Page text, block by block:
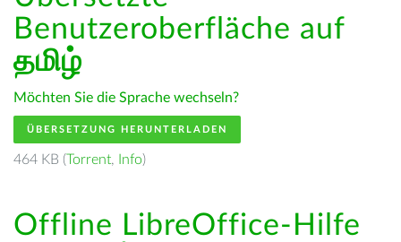
Benutzeroberfläche auf
தமிழ்
Möchten Sie die Sprache wechseln?
ÜBERSETZUNG HERUNTERLADEN
464 KB (Torrent, Info)
Offline LibreOffice-Hilfe